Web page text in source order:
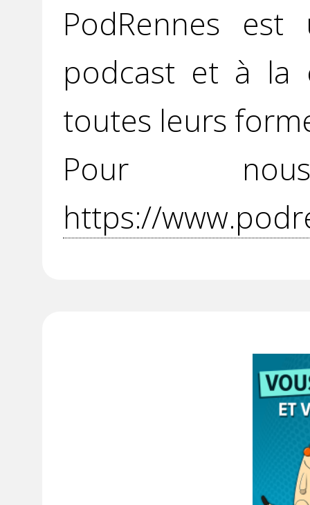
PodRennes
podcast et à la
toutes leurs
Pour
https://